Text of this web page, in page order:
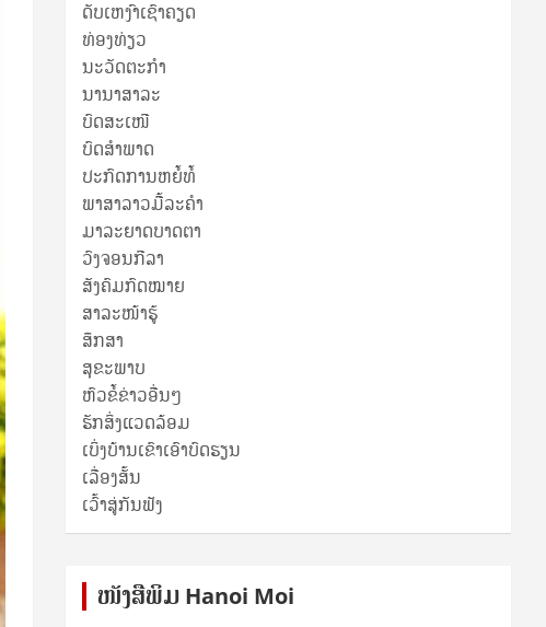
ດັບເຫງົາເຊົາຄຽດ
ທ່ອງທ່ຽວ
ນະວັດຕະກໍາ
ນານາສາລະ
ບົດສະເໜີ
ບົດສໍາພາດ
ປະກົດການຫຍໍ້ທໍ້
ພາສາລາວມື້ລະຄຳ
ມາລະຍາດບາດຕາ
ວົງຈອນກີລາ
ສັງຄົມກົດໝາຍ
ສາລະໜ້າຮູ້
ສຶກສາ
ສຸ​ຂະ​ພາບ
ຫົວຂໍ້ຂ່າວອື່ນໆ
ຮັກສິ່ງແວດລ້ອມ
ເບິ່ງບ້ານເຂົາເອົາບົດຮຽນ
ເລື່ອງສັ້ນ
ເວົ້າສູ່ກັນຟັງ
ໜັງ​ສື​ພິມ Hanoi Moi